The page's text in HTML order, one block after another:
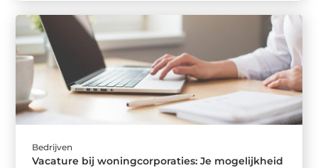
Bedrijven
Vacature bij woningcorporaties: Je mogelijkheid